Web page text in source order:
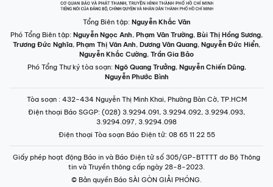
Tổng Biên tập: Nguyễn Khắc Văn
Phó Tổng Biên tập: Nguyễn Ngọc Anh, Phạm Văn Trường, Bùi Thị Hồng Sương,
Trương Đức Nghĩa, Phạm Thị Vân Anh, Dương Văn Quang, Nguyễn Đức Hiển,
Nguyễn Khắc Cường, Trần Gia Bảo
Phó Tổng Thư ký tòa soạn: Ngô Quang Trưởng, Nguyễn Chiến Dũng,
Nguyễn Phước Bình
Tòa soạn : 432-434 Nguyễn Thị Minh Khai, Phường Bàn Cờ, TP.HCM
Điện thoại Báo SGGP: (028) 3.9294.091, 3.9294.092, 3.9294.093,
3.9294.097, 3.9294.098
Điện thoại Tòa soạn Báo Điện tử: 08 65 11 22 55
Giấy phép hoạt động Báo in và Báo Điện tử số 305/GP-BTTTT do Bộ Thông
tin và Truyền thông cấp ngày 28-8-2023.
© Bản quyền Báo SÀI GÒN GIẢI PHÓNG.